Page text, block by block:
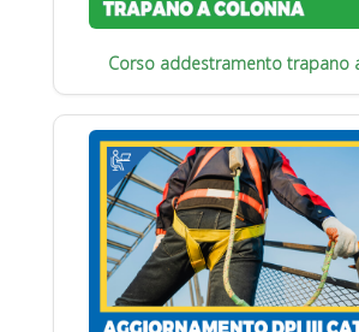
Corso addestramento trapano